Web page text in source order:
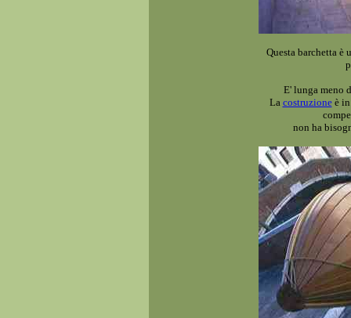
Questa barchetta è
E' lunga meno
La costruzioneè in
non ha